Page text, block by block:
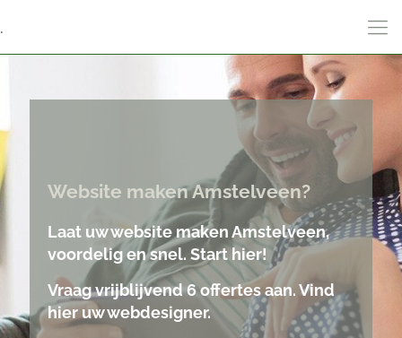
.
Website maken Amstelveen?
Laat uw website maken Amstelveen,
voordelig en snel. Start hier!
Vraag vrijblijvend 6 offertes aan. Vind
hier uw webdesigner.